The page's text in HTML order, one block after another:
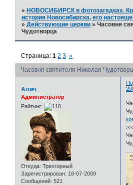
» НОВОСИБИРСК в фотозагадках.
история Новосибирска, его
»Действующие церкви »Часовня
Чудотворца
Часовня святителя Николая
Страница:1 2 3 »
Алич
Администратор
Рейтинг:
Откуда: Трехгорный
Зарегистрирован: 18-07-2009
Сообщений: 521